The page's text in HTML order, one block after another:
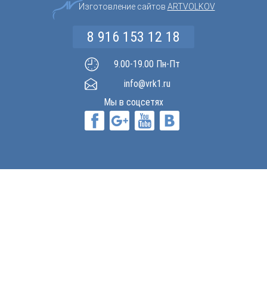
Изготовление сайтов ARTVOLKOV
8 916 153 12 18
9.00-19.00 Пн-Пт
info@vrk1.ru
Мы в соцсетях